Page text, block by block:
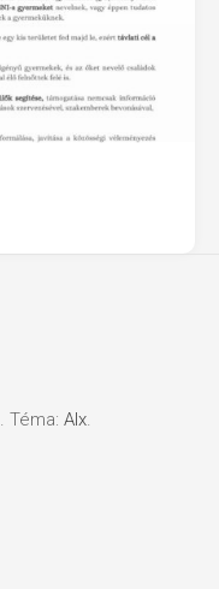
. Téma: Alx.